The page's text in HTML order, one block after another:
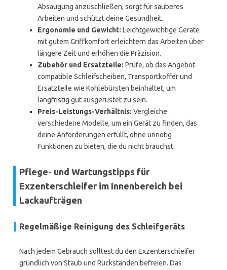
Absaugung anzuschließen, sorgt für sauberes
Arbeiten und schützt deine Gesundheit.
Ergonomie und Gewicht: Leichtgewichtige Geräte
mit gutem Griffkomfort erleichtern das Arbeiten über
längere Zeit und erhöhen die Präzision.
Zubehör und Ersatzteile: Prüfe, ob das Angebot
compatible Schleifscheiben, Transportkoffer und
Ersatzteile wie Kohlebürsten beinhaltet, um
langfristig gut ausgerüstet zu sein.
Preis-Leistungs-Verhältnis: Vergleiche
verschiedene Modelle, um ein Gerät zu finden, das
deine Anforderungen erfüllt, ohne unnötig
Funktionen zu bieten, die du nicht brauchst.
Pflege- und Wartungstipps für
Exzenterschleifer im Innenbereich bei
Lackaufträgen
Regelmäßige Reinigung des Schleifgeräts
Nach jedem Gebrauch solltest du den Exzenterschleifer
gründlich von Staub und Rückständen befreien. Das